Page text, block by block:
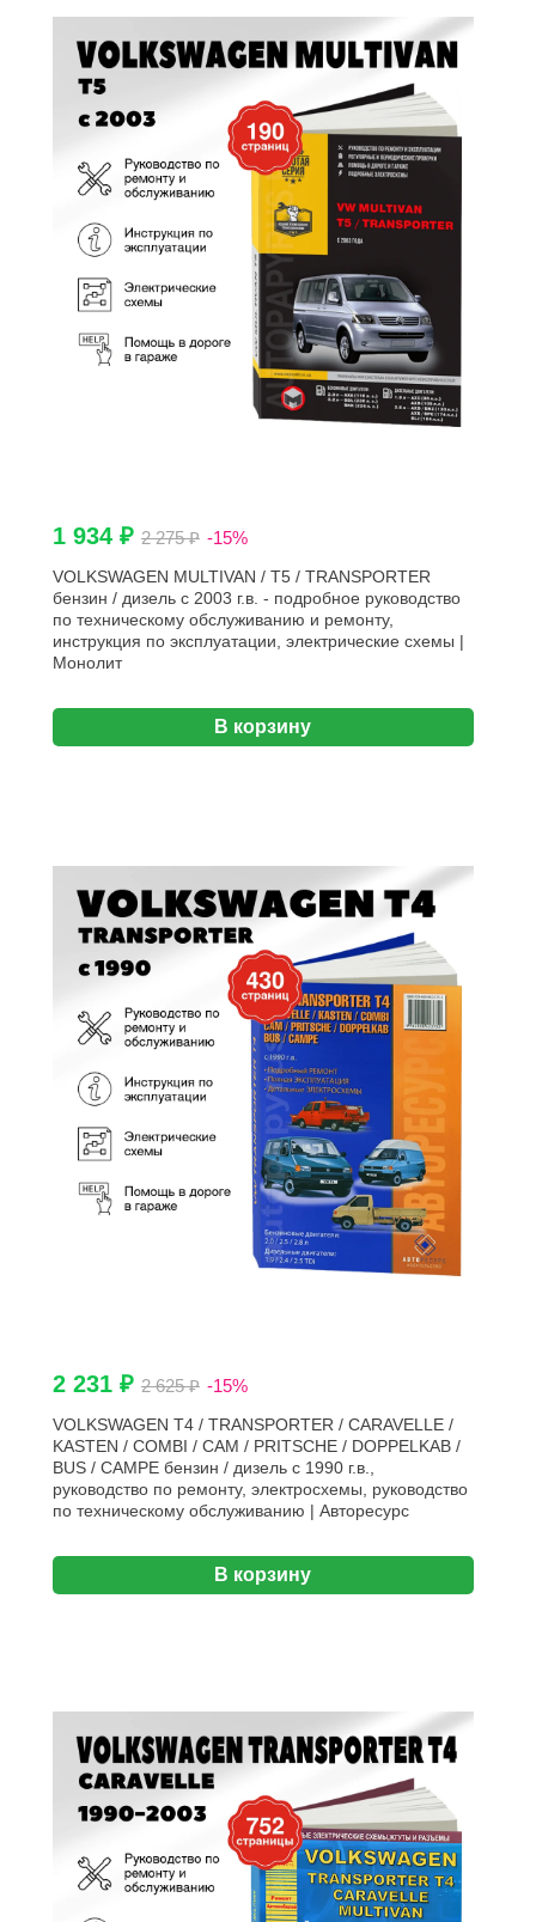
1 934 ₽ 2 275 ₽ -15%
VOLKSWAGEN MULTIVAN / T5 / TRANSPORTER
бензин / дизель с 2003 г.в. - подробное руководство
по техническому обслуживанию и ремонту,
инструкция по эксплуатации, электрические схемы |
Монолит
В корзину
2 231 ₽ 2 625 ₽ -15%
VOLKSWAGEN T4 / TRANSPORTER / CARAVELLE /
KASTEN / COMBI / CAM / PRITSCHE / DOPPELKAB /
BUS / CAMPE бензин / дизель с 1990 г.в.,
руководство по ремонту, электросхемы, руководство
по техническому обслуживанию | Авторесурс
В корзину